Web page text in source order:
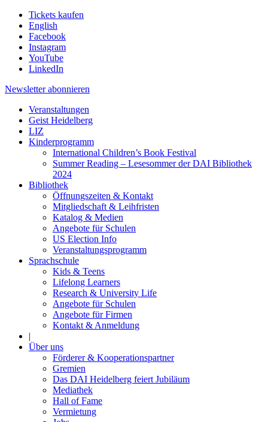
Tickets kaufen
English
Facebook
Instagram
YouTube
LinkedIn
Newsletter abonnieren
Veranstaltungen
Geist Heidelberg
LIZ
Kinderprogramm
International Children’s Book Festival
Summer Reading – Lesesommer der DAI Bibliothek
2024
Bibliothek
Öffnungszeiten & Kontakt
Mitgliedschaft & Leihfristen
Katalog & Medien
Angebote für Schulen
US Election Info
Veranstaltungsprogramm
Sprachschule
Kids & Teens
Lifelong Learners
Research & University Life
Angebote für Schulen
Angebote für Firmen
Kontakt & Anmeldung
|
Über uns
Förderer & Kooperationspartner
Gremien
Das DAI Heidelberg feiert Jubiläum
Mediathek
Hall of Fame
Vermietung